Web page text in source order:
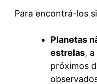
Para encontrá-los
Planetas
estrelas,
próximos